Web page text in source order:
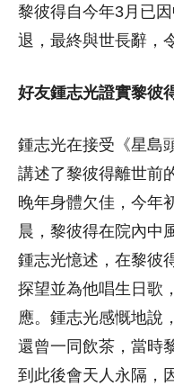
黎彼得自今年3月已
退，最終與世長辭，
好友鍾志光證實黎彼
鍾志光在接受《星島
講述了黎彼得離世前
晚年身體欠佳，今年
晨，黎彼得在院內中
鍾志光憶述，在黎彼
探望並為他唱生日歌
應。鍾志光感慨地說
還曾一同飲茶，當時
到此後會天人永隔，